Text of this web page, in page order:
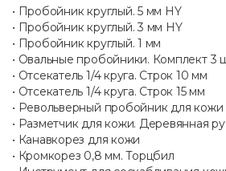
• Пробойник круглый. 5 мм HY
• Пробойник круглый. 3 мм HY
• Пробойник круглый. 1 мм
• Овальные пробойники. Комплект 3
• Отсекатель 1/4 круга. Строк 10 мм
• Отсекатель 1/4 круга. Строк 15 мм
• Револьверный пробойник для кожи
• Разметчик для кожи. Деревянная
• Канавкорез для кожи
• Кромкорез 0,8 мм. Торцбил